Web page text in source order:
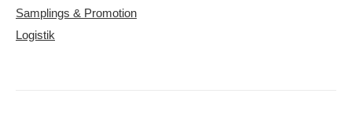
Samplings & Promotion
Logistik